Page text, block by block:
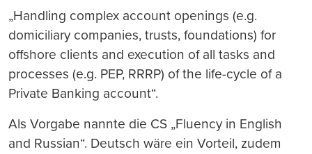
„Handling complex account openings (e.g.
domiciliary companies, trusts, foundations) for
offshore clients and execution of all tasks and
processes (e.g. PEP, RRRP) of the life-cycle of a
Private Banking account“.
Als Vorgabe nannte die CS „Fluency in English
and Russian“. Deutsch wäre ein Vorteil, zudem